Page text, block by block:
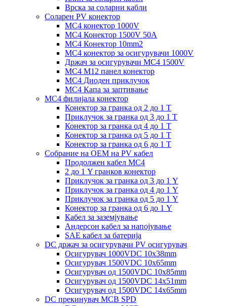
Врска за соларни кабли
Соларен PV конектор
MC4 конектор 1000V
MC4 Конектор 1500V 50A
MC4 Конектор 10mm2
MC4 конектор за осигурувачи 1000V
Држач за осигурувачи MC4 1500V
MC4 M12 панел конектор
MC4 Диоден приклучок
MC4 Капа за заптивање
MC4 филијала конектор
Конектор за гранка од 2 до 1 Т
Приклучок за гранка од 3 до 1 Т
Конектор за гранка од 4 до 1 Т
Конектор за гранка од 5 до 1 Т
Конектор за гранка од 6 до 1 Т
Собрание на ОЕМ на PV кабел
Продолжен кабел MC4
2 до 1 Y гранков конектор
Приклучок за гранка од 3 до 1 Y
Приклучок за гранка од 4 до 1 Y
Приклучок за гранка од 5 до 1 Y
Конектор за гранка од 6 до 1 Y
Кабел за заземјување
Андерсон кабел за напојување
SAE кабел за батерија
DC држач за осигурувачи PV осигурувач
Осигурувач 1000VDC 10x38mm
Осигурувач 1500VDC 10x65mm
Осигурувач од 1500VDC 10x85mm
Осигурувач од 1500VDC 14x51mm
Осигурувач од 1500VDC 14x65mm
DC прекинувач MCB SPD